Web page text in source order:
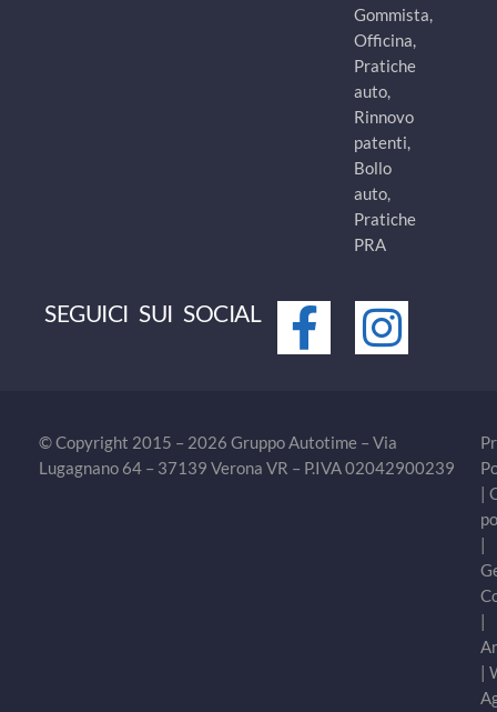
Gommista,
Officina,
Pratiche
auto,
Rinnovo
patenti,
Bollo
auto,
Pratiche
PRA
SEGUICI SUI SOCIAL
© Copyright 2015 – 2026 Gruppo Autotime – Via
Lugagnano 64 – 37139 Verona VR – P.IVA 02042900239
|
|
|
|